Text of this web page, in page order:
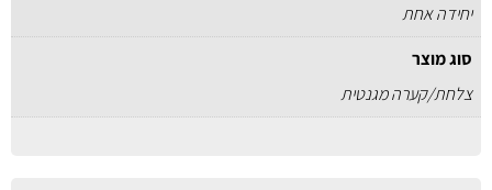
יחידה אחת
סוג מוצר
צלחת/קערה מגנטית